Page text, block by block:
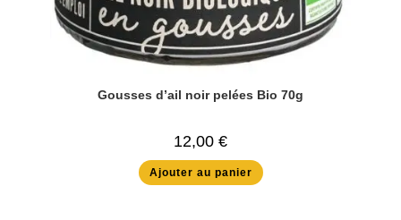
Gousses d’ail noir pelées Bio 70g
12,00 €
Ajouter au panier